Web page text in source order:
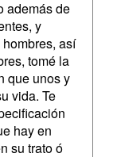
además de
y
así
tomé la
que unos y
vida. Te
hay en
su trato ó